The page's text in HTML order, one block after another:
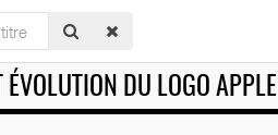
ÉVOLUTION DU LOGO APPLE